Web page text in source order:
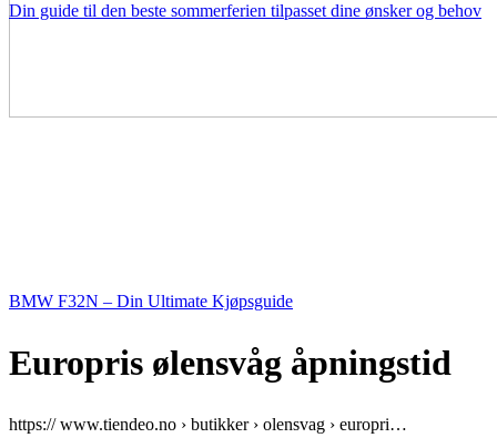
Din guide til den beste sommerferien tilpasset dine ønsker og behov
BMW F32N – Din Ultimate Kjøpsguide
Europris ølensvåg åpningstid
https:// www.tiendeo.no › butikker › olensvag › europri…